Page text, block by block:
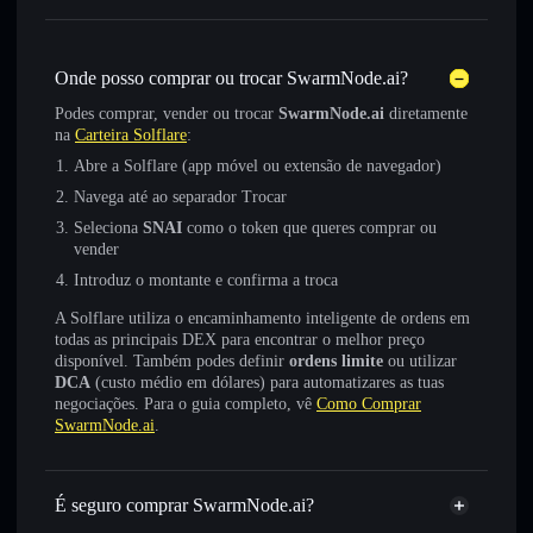
Onde posso comprar ou trocar SwarmNode.ai?
Podes comprar, vender ou trocar SwarmNode.ai diretamente
na Carteira Solflare:
Abre a Solflare (app móvel ou extensão de navegador)
Navega até ao separador Trocar
Seleciona SNAI como o token que queres comprar ou
vender
Introduz o montante e confirma a troca
A Solflare utiliza o encaminhamento inteligente de ordens em
todas as principais DEX para encontrar o melhor preço
disponível. Também podes definir ordens limite ou utilizar
DCA (custo médio em dólares) para automatizares as tuas
negociações. Para o guia completo, vê Como Comprar
SwarmNode.ai.
É seguro comprar SwarmNode.ai?